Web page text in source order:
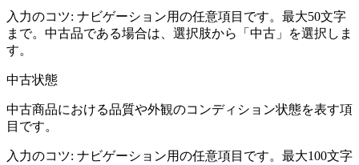
入力のコツ: ナビゲーション用の任意項目です。最大50文字
まで。中古品である場合は、選択肢から「中古」を選択しま
す。
中古状態
中古商品における品質や外観のコンディション状態を表す項
目です。
入力のコツ: ナビゲーション用の任意項目です。最大100文字